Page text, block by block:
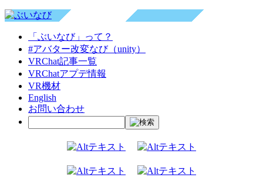
「ぶいなび」って？
#アバター改変なび（unity）
VRChat記事一覧
VRChatアプデ情報
VR機材
English
お問い合わせ